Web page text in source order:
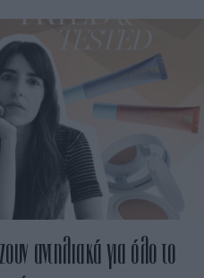
αντηλιακά για όλο το